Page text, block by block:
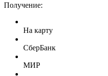
Получение:
На карту
СберБанк
МИР